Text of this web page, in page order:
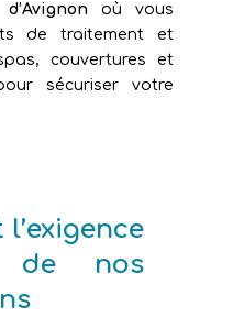
d’Avignonoù vous
de traitement et
couvertures et
sécuriser votre
de nos